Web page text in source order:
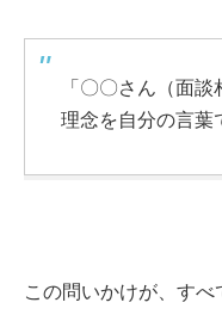
「〇〇さん（面
理念を自分の言葉
この問いかけが、すべ